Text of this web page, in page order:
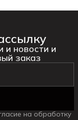
и новости и
заказ
на обработку